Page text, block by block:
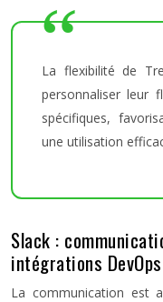
La flexibilité de
personnaliser leur
spécifiques,
une utilisation
Slack :
intégrations DevOps
La communication est